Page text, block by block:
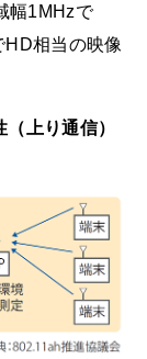
幅1MHzで
HD相当の映像
上り通信）